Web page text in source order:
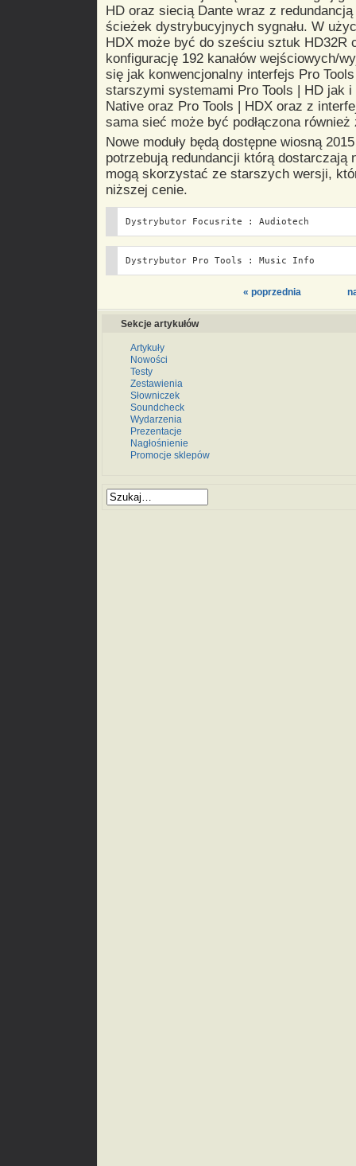
HD oraz siecią Dante wraz z
ścieżek dystrybucyjnych sygnału. W
HDX może być do sześciu sztuk HD32R
konfigurację 192 kanałów wejściowych/
się jak konwencjonalny interfejs Pro
starszymi systemami Pro Tools | HD jak
Native oraz Pro Tools | HDX oraz z
sama sieć może być podłączona
Nowe moduły będą dostępne wiosną
potrzebują redundancji którą dostarczają
mogą skorzystać ze starszych wersji,
niższej cenie.
Dystrybutor Focusrite : Audiotech
Dystrybutor Pro Tools : Music Info
« poprzednia
Sekcje artykułów
Artykuły
Nowości
Testy
Zestawienia
Słowniczek
Soundcheck
Wydarzenia
Prezentacje
Nagłośnienie
Promocje sklepów